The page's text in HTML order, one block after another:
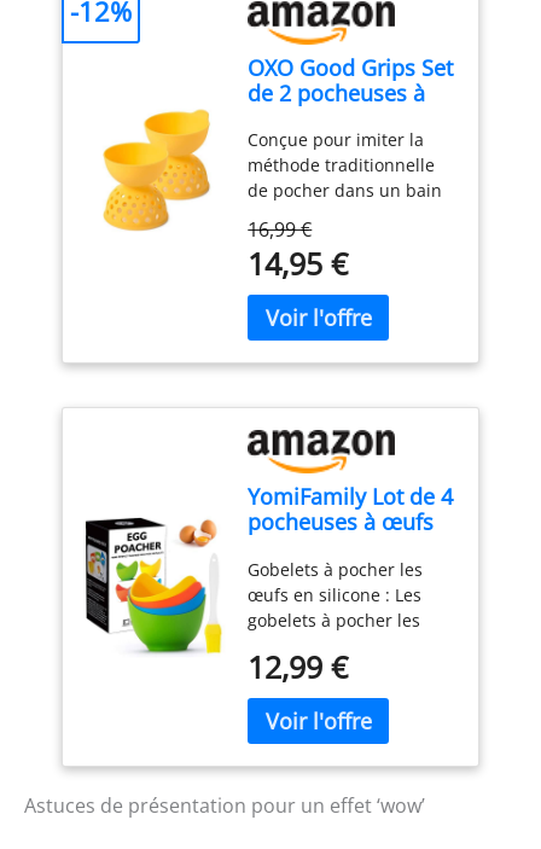
OXO Good Grips Set
de 2 pocheuses à
Conçue pour imiter la
méthode traditionnelle
de pocher dans un bain
l’œuf pour être
parfaitement poché
grâce à sa forme en
entonnoir qui guide l’œuf
dans l’eau pour
empêcher le jaune de se
circulation de l’eau tout
autour de l’œuf pour une
cuisson homogène et le
repère pratique indique
ajouter dans la casserole
Le silicone
thermorésistant est facile
lui-même pour un
rangement efficace Petite
patte pratique pour une
extraction en toute
sécurité de l’eau
bouillante, sans
bisphénol A et lavable au
16,99 €
14,95 €
-12%
YomiFamily Lot de 4
pocheuses à œufs
supports en
anneau,
antiadhésifs, pour
friteuse à air, four
de cuisson ou
cuisinière, sans BPA
Gobelets à pocher les
œufs en silicone : Les
gobelets à pocher les
silicone de haute qualité,
adaptés à un usage
alimentaire, sans BPA,
améliorés, épaissis, plage
de température : 0-230
°C. Convient pour four,
friteuse à air et
12,99 €
Astuces de présentation pour un effet ‘wow’